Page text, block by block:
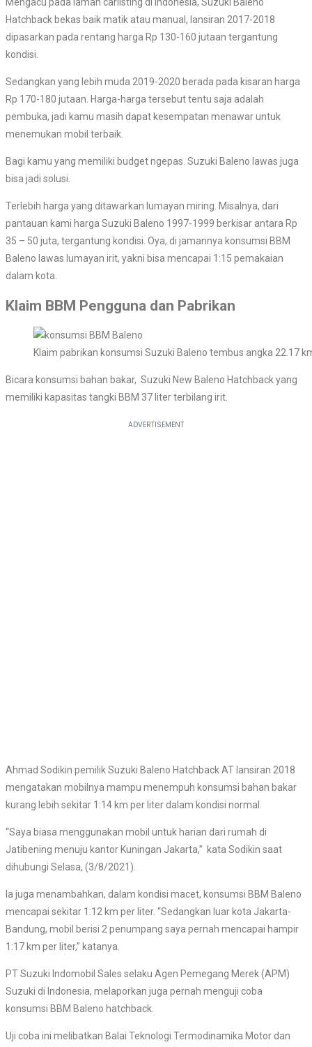
Mengacu pada laman carlisting di Indonesia, Suzuki Baleno
Hatchback bekas baik matik atau manual, lansiran 2017-2018
dipasarkan pada rentang harga Rp 130-160 jutaan tergantung
kondisi.
Sedangkan yang lebih muda 2019-2020 berada pada kisaran harga
Rp 170-180 jutaan. Harga-harga tersebut tentu saja adalah
pembuka, jadi kamu masih dapat kesempatan menawar untuk
menemukan mobil terbaik.
Bagi kamu yang memiliki budget ngepas. Suzuki Baleno lawas juga
bisa jadi solusi.
Terlebih harga yang ditawarkan lumayan miring. Misalnya, dari
pantauan kami harga Suzuki Baleno 1997-1999 berkisar antara Rp
35 – 50 juta, tergantung kondisi. Oya, di jamannya konsumsi BBM
Baleno lawas lumayan irit, yakni bisa mencapai 1:15 pemakaian
dalam kota.
Klaim BBM Pengguna dan Pabrikan
Klaim pabrikan konsumsi Suzuki Baleno tembus angka 22.17
Bicara konsumsi bahan bakar, Suzuki New Baleno Hatchback yang
memiliki kapasitas tangki BBM 37 liter terbilang irit.
Ahmad Sodikin pemilik Suzuki Baleno Hatchback AT lansiran 2018
mengatakan mobilnya mampu menempuh konsumsi bahan bakar
kurang lebih sekitar 1:14 km per liter dalam kondisi normal.
“Saya biasa menggunakan mobil untuk harian dari rumah di
Jatibening menuju kantor Kuningan Jakarta,” kata Sodikin saat
dihubungi Selasa, (3/8/2021).
Ia juga menambahkan, dalam kondisi macet, konsumsi BBM Baleno
mencapai sekitar 1:12 km per liter. “Sedangkan luar kota Jakarta-
Bandung, mobil berisi 2 penumpang saya pernah mencapai hampir
1:17 km per liter,” katanya.
PT Suzuki Indomobil Sales selaku Agen Pemegang Merek (APM)
Suzuki di Indonesia, melaporkan juga pernah menguji coba
konsumsi BBM Baleno hatchback.
Uji coba ini melibatkan Balai Teknologi Termodinamika Motor dan